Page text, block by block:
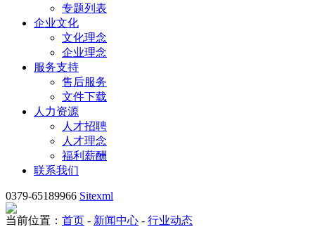
专题列表
企业文化
文化理念
企业理念
服务支持
售后服务
文件下载
人力资源
人才招聘
人才理念
福利薪酬
联系我们
0379-65189966 Sitexml
当前位置： 首页 - 新闻中心 - 行业动态